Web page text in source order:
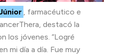
, farmacéutico e
destacó la
los jóvenes. “Logré
mi día a día. Fue muy